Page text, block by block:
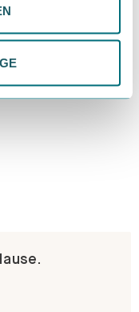
du in unserer